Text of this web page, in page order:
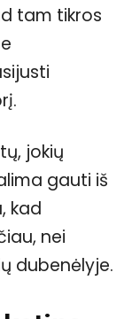
tam tikros
jokių
gauti iš
kad
nei
dubenėlyje.